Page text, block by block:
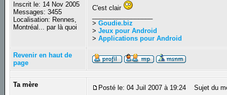
Inscrit le: 14 Nov 2005
Messages: 3455
Localisation: Rennes,
Montréal... par là quoi
C'est clair
>Goudie.biz
>Jeux pour Android
>Applications pour Android
Revenir en haut de
page
Ta mère Posté le: 04 Juil 2007 à 19:24 Sujet du